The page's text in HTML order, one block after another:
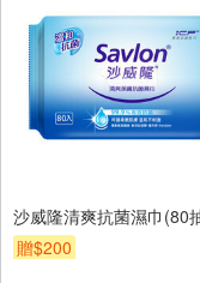
沙威隆清爽抗菌濕巾(80
贈$200